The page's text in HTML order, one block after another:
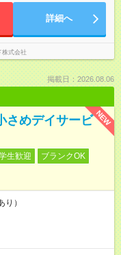
詳細へ
株式会社
掲載日：2026.08.06
NEW
さめデイサービ
生歓迎
ブランクOK
）